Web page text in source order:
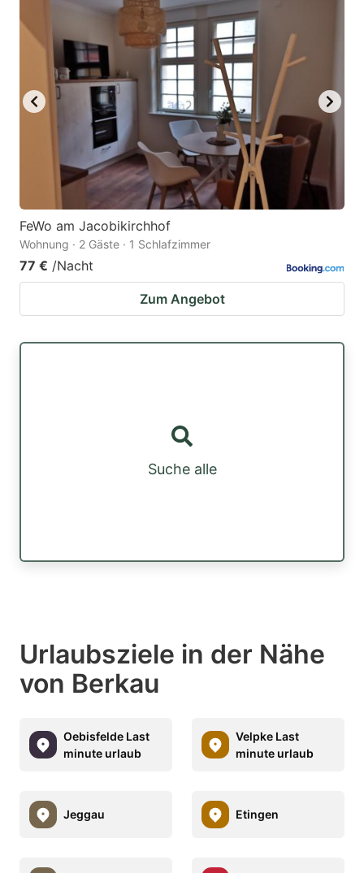
FeWo am Jacobikirchhof
Wohnung · 2 Gäste · 1 Schlafzimmer
77 € /Nacht
Zum Angebot
Suche alle
Urlaubsziele in der Nähe
von Berkau
Oebisfelde Last
minute urlaub
Velpke Last
minute urlaub
Jeggau Etingen